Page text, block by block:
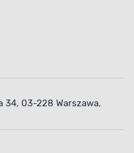
34, 03-228 Warszawa,